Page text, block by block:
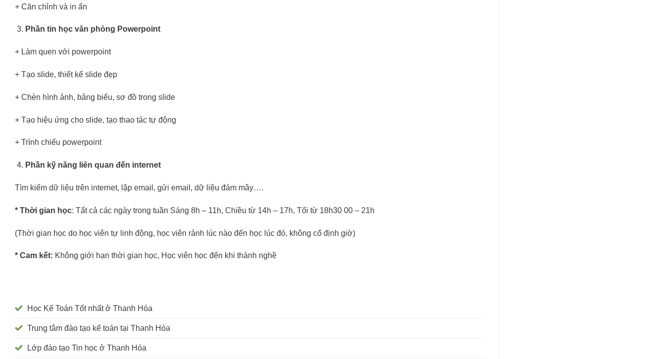
+ Căn chỉnh và in ấn
Phần tin học văn phòng Powerpoint
+ Làm quen với powerpoint
+ Tạo slide, thiết kế slide đẹp
+ Chèn hình ảnh, bảng biểu, sơ đồ trong slide
+ Tạo hiệu ứng cho slide, tạo thao tác tự động
+ Trình chiếu powerpoint
Phần kỹ năng liên quan đến internet
Tìm kiếm dữ liệu trên internet, lập email, gửi email, dữ liệu đám mây….
* Thời gian học: Tất cả các ngày trong tuần Sáng 8h – 11h, Chiều từ 14h – 17h, Tối từ 18h30 00 – 21h
(Thời gian học do học viên tự linh động, học viên rảnh lúc nào đến học lúc đó, không cố định giờ)
* Cam kết: Không giới hạn thời gian học, Học viên học đến khi thành nghề
Học Kế Toán Tốt nhất ở Thanh Hóa
Trung tâm đào tạo kế toán tại Thanh Hóa
Lớp đào tạo Tin học ở Thanh Hóa